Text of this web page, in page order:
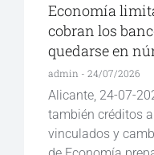
Economía
cobran los
quedarse en
admin 24/07/2026
Alicante, 24-07-
también créditos
vinculados y